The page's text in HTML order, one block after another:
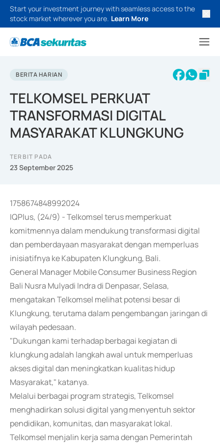
Start your investment journey with seamless access to the
stock market wherever you are. Learn More
BERITA HARIAN
TELKOMSEL PERKUAT
TRANSFORMASI DIGITAL
MASYARAKAT KLUNGKUNG
TERBIT PADA
23 September 2025
1758674848992024
IQPlus, (24/9) - Telkomsel terus memperkuat
komitmennya dalam mendukung transformasi digital
dan pemberdayaan masyarakat dengan memperluas
inisiatifnya ke Kabupaten Klungkung, Bali.
General Manager Mobile Consumer Business Region
Bali Nusra Mulyadi Indra di Denpasar, Selasa,
mengatakan Telkomsel melihat potensi besar di
Klungkung, terutama dalam pengembangan jaringan di
wilayah pedesaan.
"Dukungan kami terhadap berbagai kegiatan di
klungkung adalah langkah awal untuk memperluas
akses digital dan meningkatkan kualitas hidup
Masyarakat," katanya.
Melalui berbagai program strategis, Telkomsel
menghadirkan solusi digital yang menyentuh sektor
pendidikan, komunitas, dan masyarakat lokal.
Telkomsel menjalin kerja sama dengan Pemerintah